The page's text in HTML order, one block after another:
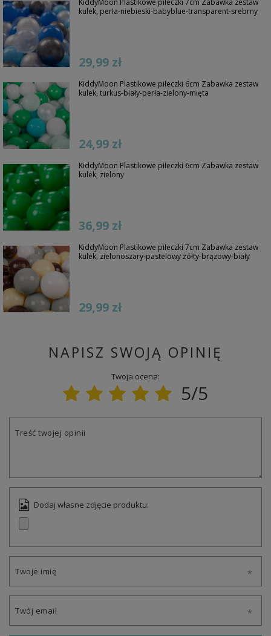
KiddyMoon Plastikowe piłeczki 7cm Zabawka zestaw
kulek, perła-niebieski-babyblue-transparent-srebrny
29,99 zł
KiddyMoon Plastikowe piłeczki 6cm Zabawka zestaw
kulek, turkus-biały-perła-zielony-mięta
24,99 zł
KiddyMoon Plastikowe piłeczki 6cm Zabawka zestaw
kulek, zielony
36,99 zł
KiddyMoon Plastikowe piłeczki 7cm Zabawka zestaw
kulek, zielonoszary-pastelowy żółty-brązowy-biały
29,99 zł
NAPISZ SWOJĄ OPINIĘ
Twoja ocena:
5/5
Treść twojej opinii
Dodaj własne zdjęcie produktu:
Twoje imię
Twój email